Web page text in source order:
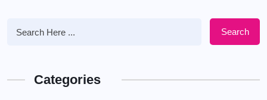
Search
Categories